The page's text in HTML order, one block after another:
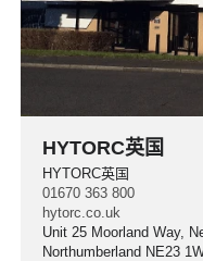
HYTORC英国
HYTORC英国
01670 363 800
hytorc.co.uk
Unit 25 Moorland Way,
Northumberland NE23